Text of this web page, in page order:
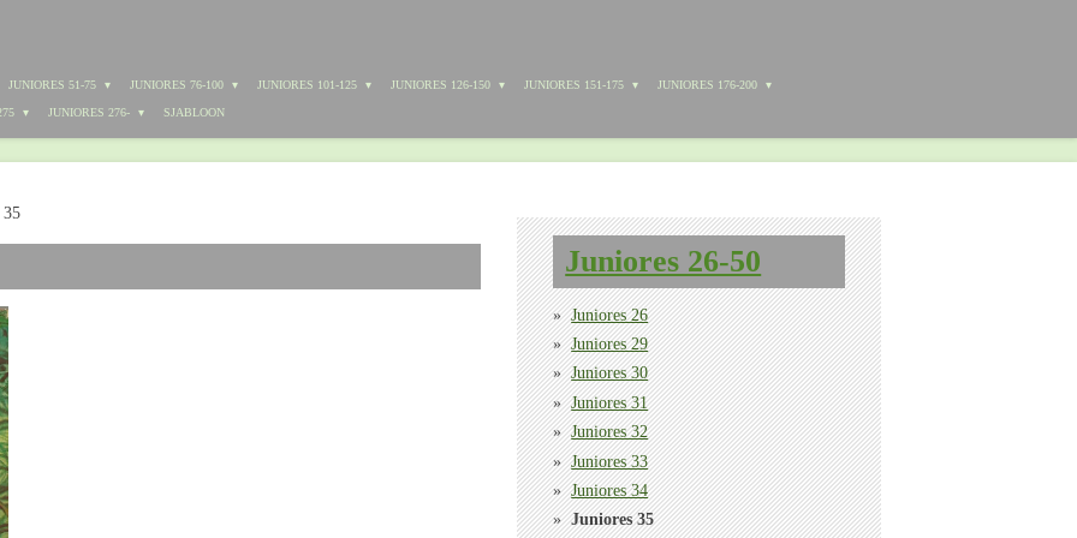
JUNIORES 51-75 JUNIORES 76-100 JUNIORES 101-125 JUNIORES 126-150 JUNIORES 151-175 JUNIORES 176-200
JUNIORES 276- SJABLOON
35
Juniores 26-50
Juniores 26
Juniores 29
Juniores 30
Juniores 31
Juniores 32
Juniores 33
Juniores 34
Juniores 35